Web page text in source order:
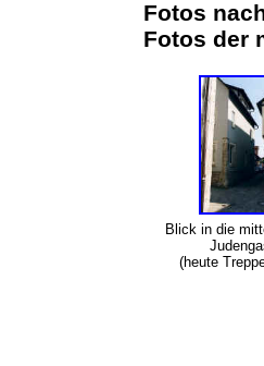
Fotos
Fotos der
Blick in die
(heute